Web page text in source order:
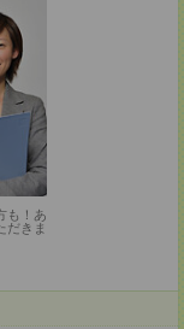
も！あ
だきま